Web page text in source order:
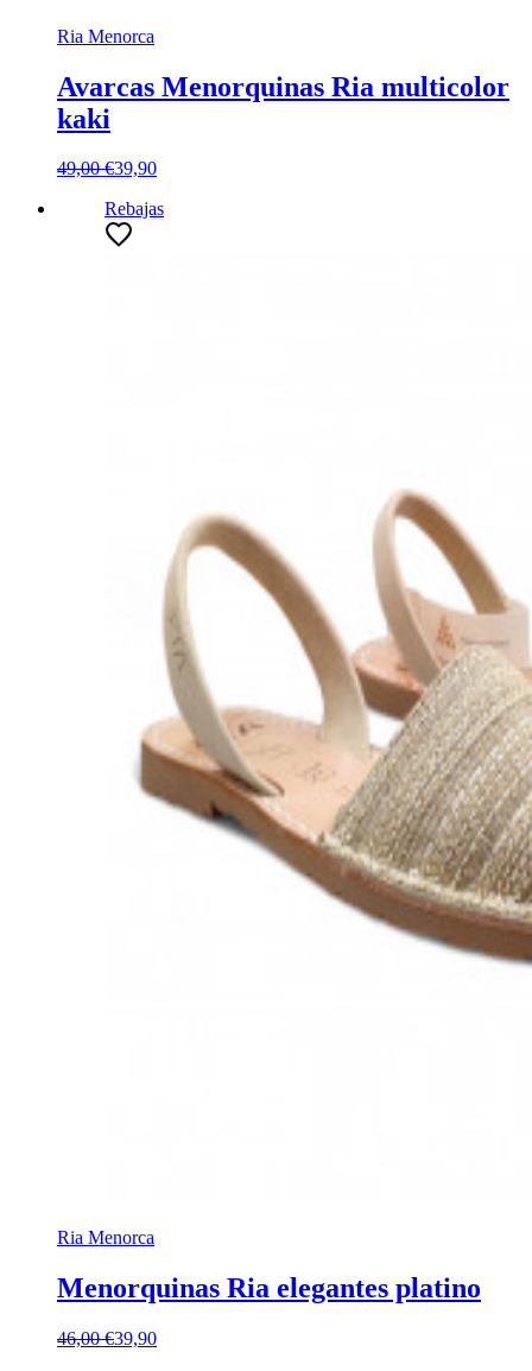
Ria Menorca
Avarcas Menorquinas Ria multicolor
kaki
49,00 €39,90
Rebajas
Ria Menorca
Menorquinas Ria elegantes platino
46,00 €39,90